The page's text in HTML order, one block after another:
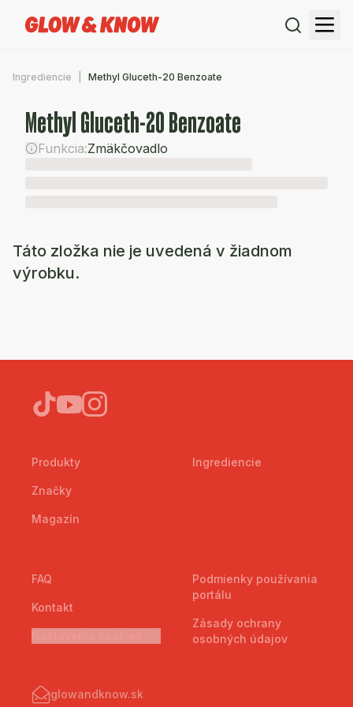
Ingrediencie Methyl Gluceth-20 Benzoate
Methyl Gluceth-20 Benzoate
Funkcia:Zmäkčovadlo
Táto zložka nie je uvedená v žiadnom
výrobku.
Produkty
Značky
Magazín
Ingrediencie
FAQ
Kontakt
Podmienky používania
portálu
Zásady ochrany
osobných údajov
glowandknow.sk